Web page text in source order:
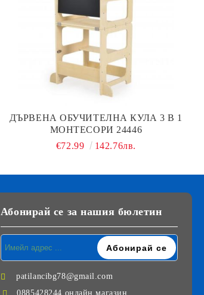
ДЪРВЕНА ОБУЧИТЕЛНА КУЛА 3 В 1
МОНТЕСОРИ 24446
€72.99
142.76лв.
Абонирай се за нашия бюлетин
patilancibg78@gmail.com
0885428244 онлайн магазин